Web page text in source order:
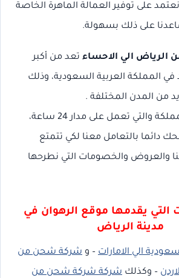
نعتمد على توفير العمالة الماهرة الخاصة
على ذلك بسهولة.
الي الاحساء تعد من أكبر
في المملكة العربية السعودية، وذلك
من المدن المختلفة .
والمتعددة بداخل المملكة والتي تعمل على مدار 24 ساعة،
دائما بالتعامل معنا لكي تتمتع
والعروض والخصومات التي نطرحها
التي يقدمها موقع الرهوان في
مدينة الرياض
الي الامارات – و شركة شحن من
– وكذلك شركة شركة شحن من